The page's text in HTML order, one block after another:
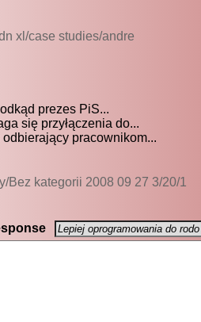
xl/case studies/andre
prezes PiS...
się przyłączenia do...
odbierający pracownikom...
Bez kategorii 2008 09 27 3/20/1